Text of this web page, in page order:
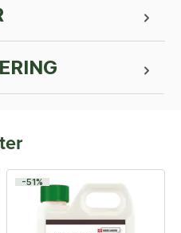
-51%